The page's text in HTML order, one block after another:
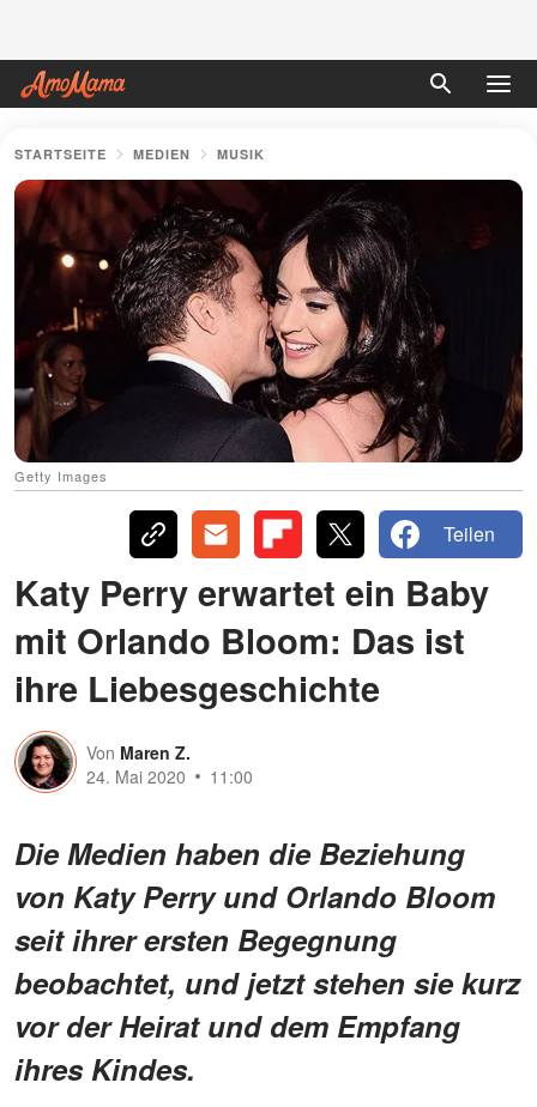
STARTSEITE MEDIEN MUSIK
Getty Images
Teilen
Katy Perry erwartet ein Baby
mit Orlando Bloom: Das ist
ihre Liebesgeschichte
Von Maren Z.
24. Mai 2020
11:00
Die Medien haben die Beziehung
von Katy Perry und Orlando Bloom
seit ihrer ersten Begegnung
beobachtet, und jetzt stehen sie kurz
vor der Heirat und dem Empfang
ihres Kindes.